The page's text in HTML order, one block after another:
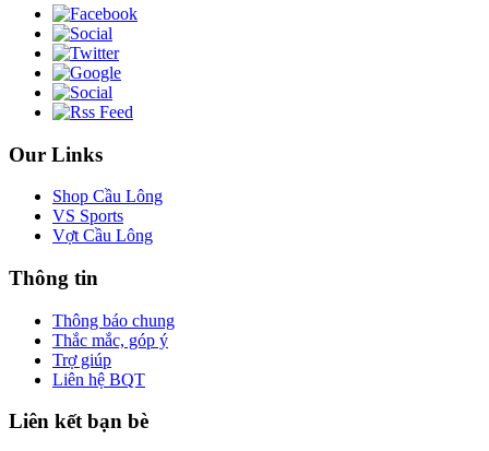
Our Links
Shop Cầu Lông
VS Sports
Vợt Cầu Lông
Thông tin
Thông báo chung
Thắc mắc, góp ý
Trợ giúp
Liên hệ BQT
Liên kết bạn bè